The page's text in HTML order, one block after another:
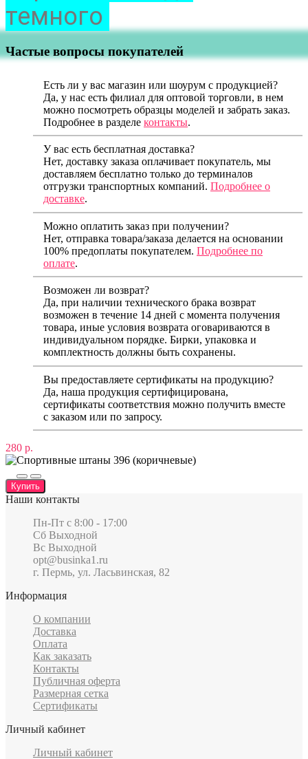
темного
Частые вопросы покупателей
Есть ли у вас магазин или шоурум с продукцией?
Да, у нас есть филиал для оптовой торговли, в нем
можно посмотреть образцы моделей и забрать заказ.
Подробнее в разделе контакты.
У вас есть бесплатная доставка?
Нет, доставку заказа оплачивает покупатель, мы
доставляем бесплатно только до терминалов
отгрузки транспортных компаний. Подробнее о
доставке.
Можно оплатить заказ при получении?
Нет, отправка товара/заказа делается на основании
100% предоплаты покупателем. Подробнее по
оплате.
Возможен ли возврат?
Да, при наличии технического брака возврат
возможен в течение 14 дней с момента получения
товара, иные условия возврата оговариваются в
индивидуальном порядке. Бирки, упаковка и
комплектность должны быть сохранены.
Вы предоставляете сертификаты на продукцию?
Да, наша продукция сертифицирована,
сертификаты соответствия можно получить вместе
с заказом или по запросу.
280 р.
Купить
Наши контакты
Пн-Пт c 8:00 - 17:00
Сб Выходной
Вс Выходной
opt@businka1.ru
г. Пермь, ул. Ласьвинская, 82
Информация
О компании
Доставка
Оплата
Как заказать
Контакты
Публичная оферта
Размерная сетка
Сертификаты
Личный кабинет
Личный кабинет